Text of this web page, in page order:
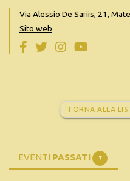
Via Alessio De Sariis, 21,
Sito web
TORNA ALLA
EVENTI PASSATI 7